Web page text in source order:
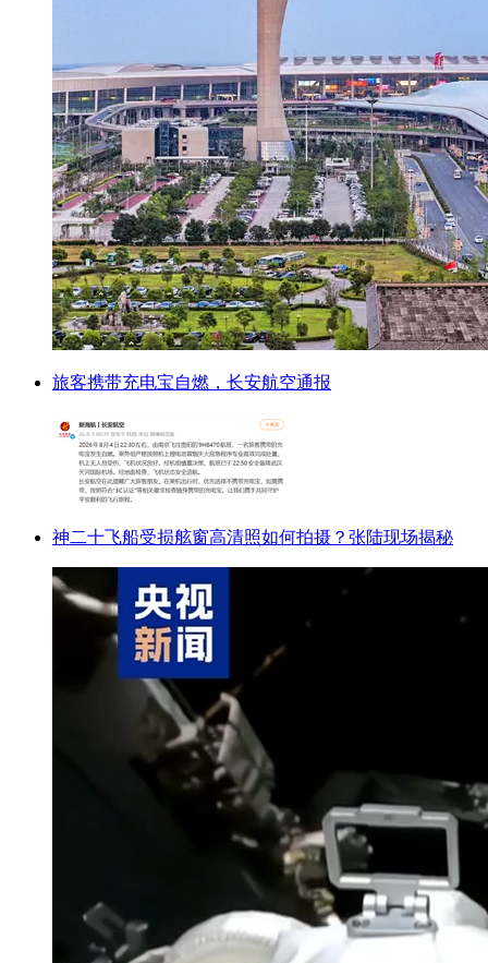
旅客携带充电宝自燃，长安航空通报
神二十飞船受损舷窗高清照如何拍摄？张陆现场揭秘